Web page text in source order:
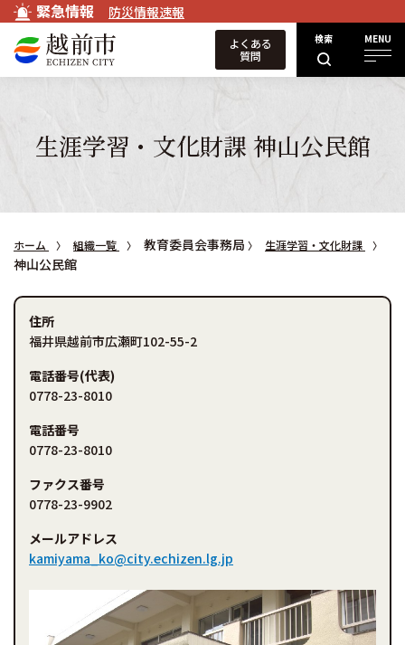
緊急情報 防災情報速報
検索 MENU
よくある
質問
生涯学習・文化財課 神山公民館
ホーム 組織一覧 教育委員会事務局 生涯学習・文化財課
神山公民館
住所
福井県越前市広瀬町102-55-2
電話番号(代表)
0778-23-8010
電話番号
0778-23-8010
ファクス番号
0778-23-9902
メールアドレス
kamiyama_ko@city.echizen.lg.jp